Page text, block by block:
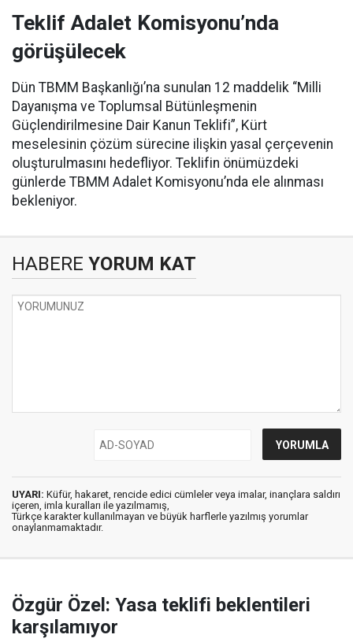
Teklif Adalet Komisyonu’nda
görüşülecek
Dün TBMM Başkanlığı’na sunulan 12 maddelik “Milli
Dayanışma ve Toplumsal Bütünleşmenin
Güçlendirilmesine Dair Kanun Teklifi”, Kürt
meselesinin çözüm sürecine ilişkin yasal çerçevenin
oluşturulmasını hedefliyor. Teklifin önümüzdeki
günlerde TBMM Adalet Komisyonu’nda ele alınması
bekleniyor.
HABERE YORUM KAT
UYARI: Küfür, hakaret, rencide edici cümleler veya imalar, inançlara saldırı
içeren, imla kuralları ile yazılmamış,
Türkçe karakter kullanılmayan ve büyük harflerle yazılmış yorumlar
onaylanmamaktadır.
Özgür Özel: Yasa teklifi beklentileri
karşılamıyor